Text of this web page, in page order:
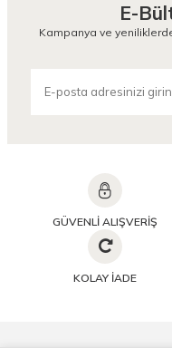
E-
Kampanya ve
GÜVENLİ ALIŞVERİŞ
KOLAY İADE